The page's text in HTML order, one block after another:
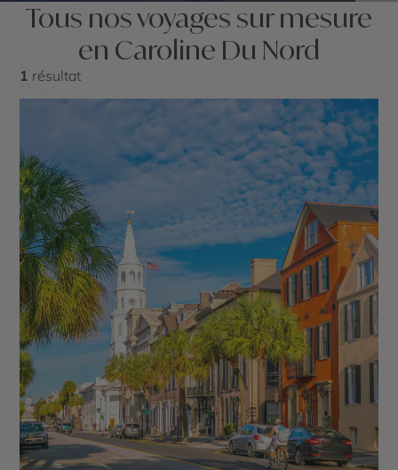
Tous nos voyages sur mesure
en Caroline Du Nord
1 résultat